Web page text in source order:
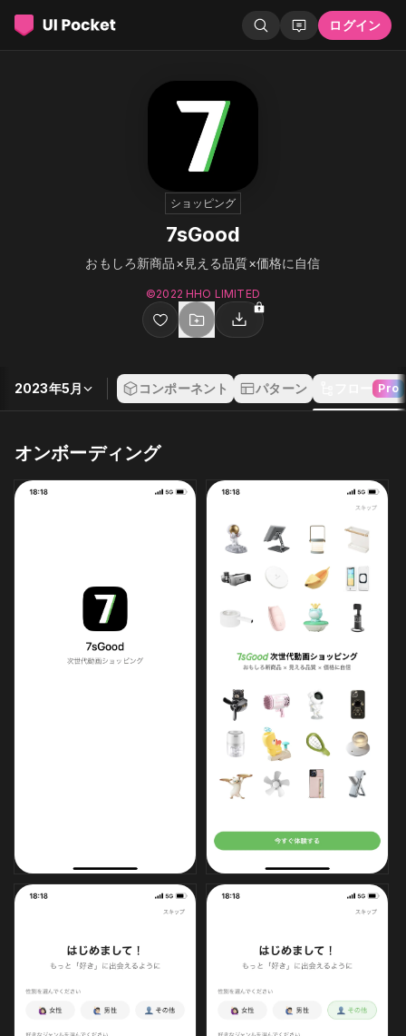
ログイン
ショッピング
7sGood
おもしろ新商品×見える品質×価格に自信
©︎2022 HHO LIMITED
2023年5月 コンポーネント パターン フロー Pro
オンボーディング